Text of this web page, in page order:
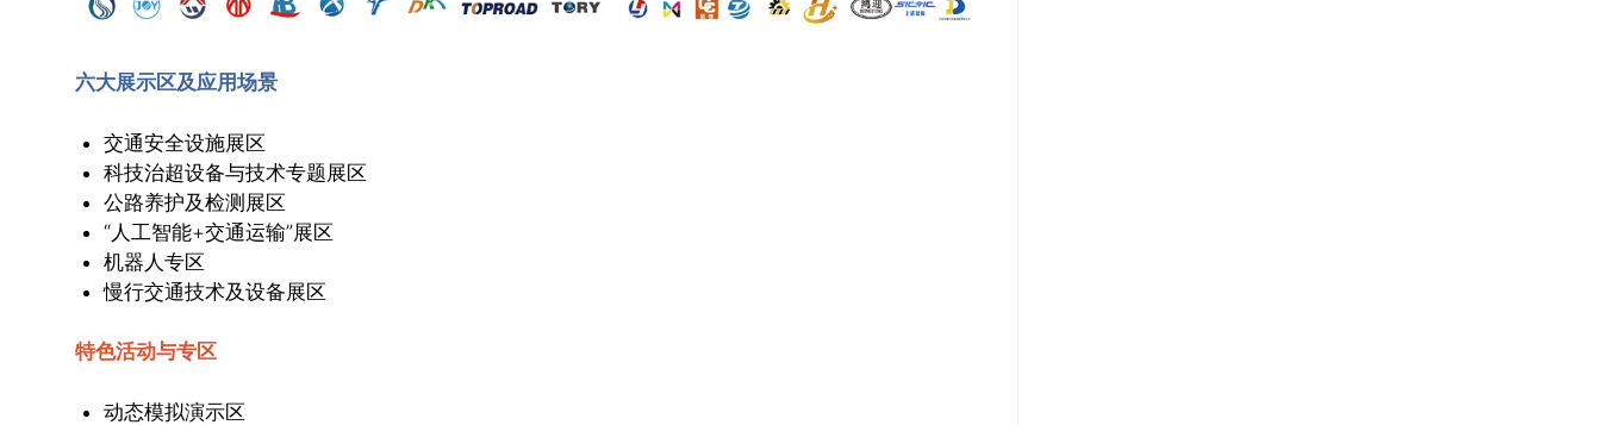
六大展示区及应用场景
交通安全设施展区
科技治超设备与技术专题展区
公路养护及检测展区
“人工智能+交通运输”展区
机器人专区
慢行交通技术及设备展区
特色活动与专区
动态模拟演示区